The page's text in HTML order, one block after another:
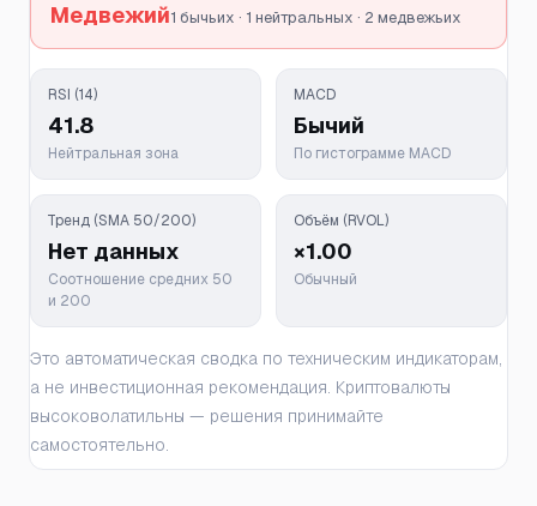
Медвежий1 бычьих · 1 нейтральных · 2 медвежьих
RSI (14)
41.8
Нейтральная зона
MACD
Бычий
По гистограмме MACD
Тренд (SMA 50/200)
Нет данных
Соотношение средних 50
и 200
Объём (RVOL)
×1.00
Обычный
Это автоматическая сводка по техническим индикаторам,
а не инвестиционная рекомендация. Криптовалюты
высоковолатильны — решения принимайте
самостоятельно.